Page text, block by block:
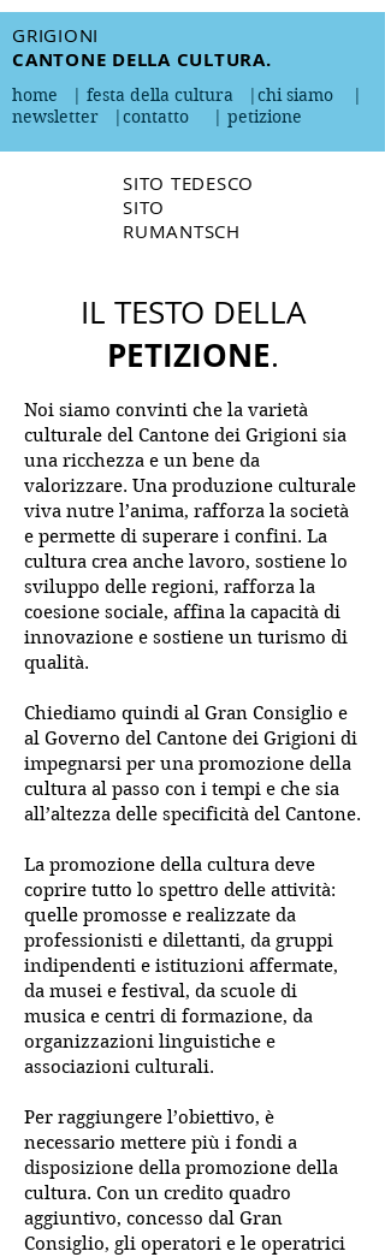
GRIGIONI
CANTONE DELLA CULTURA.
home | festa della cultura |chi siamo |
newsletter |contatto | petizione
SITO TEDESCO
SITO
RUMANTSCH
IL TESTO DELLA
PETIZIONE.
Noi siamo convinti che la varietà
culturale del Cantone dei Grigioni sia
una ricchezza e un bene da
valorizzare. Una produzione culturale
viva nutre l’anima, rafforza la società
e permette di superare i confini. La
cultura crea anche lavoro, sostiene lo
sviluppo delle regioni, rafforza la
coesione sociale, affina la capacità di
innovazione e sostiene un turismo di
qualità.
Chiediamo quindi al Gran Consiglio e
al Governo del Cantone dei Grigioni di
impegnarsi per una promozione della
cultura al passo con i tempi e che sia
all’altezza delle specificità del Cantone.
La promozione della cultura deve
coprire tutto lo spettro delle attività:
quelle promosse e realizzate da
professionisti e dilettanti, da gruppi
indipendenti e istituzioni affermate,
da musei e festival, da scuole di
musica e centri di formazione, da
organizzazioni linguistiche e
associazioni culturali.
Per raggiungere l’obiettivo, è
necessario mettere più i fondi a
disposizione della promozione della
cultura. Con un credito quadro
aggiuntivo, concesso dal Gran
Consiglio, gli operatori e le operatrici